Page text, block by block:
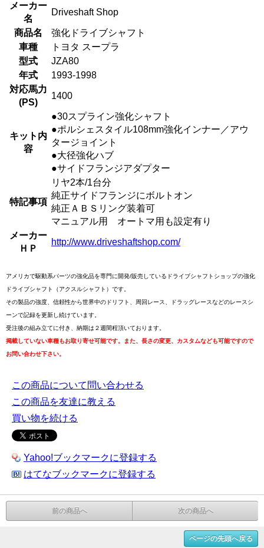
メーカー
名
Driveshaft Shop
商品名
強化ドライブシャフト
車種
トヨタ スープラ
型式
JZA80
年式
1993-1998
対応馬力
(PS)
1400
キット内
容
●30スプライン強化シャフト
●ポルシェスタイル108mm強化インナー／アウ
タージョイント
●大径強化ハブ
●サイドフランジアダプター
特記事項
リヤ2本/1台分
純正サイドフランジにボルトオン
純正ＡＢＳリング装着可
マニュアル用 オートマ用も設定有り
メーカー
ＨＰ
http://www.driveshaftshop.com/
アメリカで駆動系パーツの強化品を専門に開発/販売しているドライブシャフトショップの強化
ドライブシャフト（アクスルシャフト）です。
その製品の強度、信頼性から世界中のドリフト、周回レース、ドラッグレースなどのレースシ
ーンで記録を更新し続けています。
受注後の組み立てに付き、納期は２週間程頂いております。
掲載していない車種もお取り寄せ可能です。また、長さの変更、カスタムなども可能ですので
お問い合わせ下さい。
この商品について問い合わせる
この商品を友達に教える
買い物を続ける
Yahoo!ブックマークに登録する
はてなブックマークに登録する
前の商品へ 次の商品へ
ページの先頭へ戻る